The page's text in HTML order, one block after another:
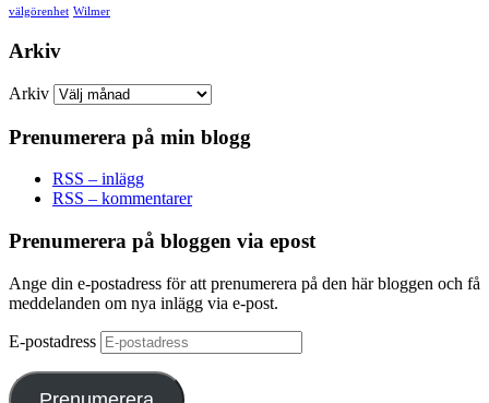
välgörenhet Wilmer
Arkiv
Arkiv
Prenumerera på min blogg
RSS – inlägg
RSS – kommentarer
Prenumerera på bloggen via epost
Ange din e-postadress för att prenumerera på den här bloggen och få
meddelanden om nya inlägg via e-post.
E-postadress